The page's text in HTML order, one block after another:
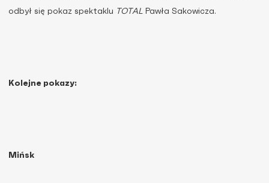
odbył się pokaz spektaklu TOTAL Pawła Sakowicza.
Kolejne pokazy:
Mińsk